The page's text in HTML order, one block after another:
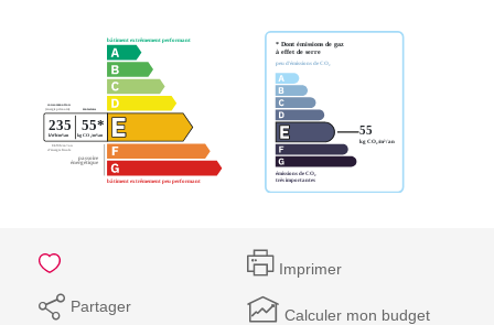
Imprimer
Partager Calculer mon budget